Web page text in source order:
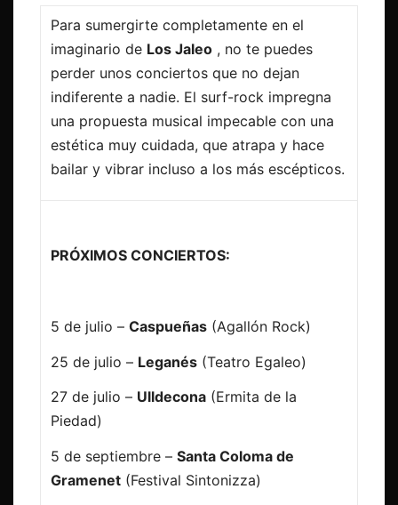
Para sumergirte completamente en el
imaginario de Los Jaleo , no te puedes
perder unos conciertos que no dejan
indiferente a nadie. El surf-rock impregna
una propuesta musical impecable con una
estética muy cuidada, que atrapa y hace
bailar y vibrar incluso a los más escépticos.
PRÓXIMOS CONCIERTOS:
5 de julio –Caspueñas (Agallón Rock)
25 de julio – Leganés (Teatro Egaleo)
27 de julio – Ulldecona (Ermita de la
Piedad)
5 de septiembre –Santa Coloma de
Gramenet (Festival Sintonizza)